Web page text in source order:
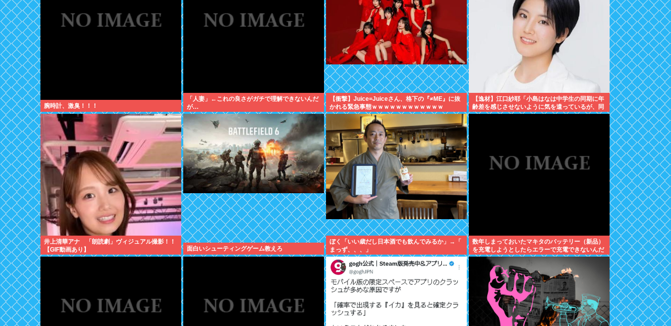
腕時計、激臭！！！
「人妻」←これの良さがガチで理解できないんだ
が…
【衝撃】Juice=Juiceさん、格下の『≠ME』に抜
かれる緊急事態ｗｗｗｗｗｗｗｗｗｗｗｗ
【逸材】江口紗耶「小島はなは中学生の同期に年
齢差を感じさせないように気を遣っているが、同
期2人は気づ
井上清華アナ 「朗読劇」ヴィジュアル撮影！！
【GIF動画あり】
面白いシューティングゲーム教えろ
ぼく「いい歳だし日本酒でも飲んでみるか」→「
まっず、、、」
数年しまっておいたマキタのバッテリー（新品）
を充電しようとしたらエラーで充電できないんだ
が！復活させる方法教えろ